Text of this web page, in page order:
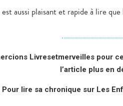
aussi plaisant et rapide à lire que
Livresetmerveilles pour
l’article plus en
Pour lire sa chronique sur Les